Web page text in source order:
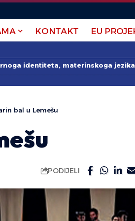
KONTAKT EU
identiteta, materinskoga
bal u Lemešu
PODIJELI